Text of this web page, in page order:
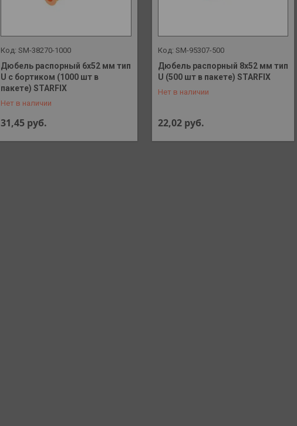
SM-38270-1000
Дюбель распорный 6х52 мм тип
U с бортиком (1000 шт в
пакете) STARFIX
Нет в наличии
31,45 руб.
+375 (29) 648-41-90
SM-95307-500
Дюбель распорный 8х52 мм тип
U (500 шт в пакете) STARFIX
Нет в наличии
22,02 руб.